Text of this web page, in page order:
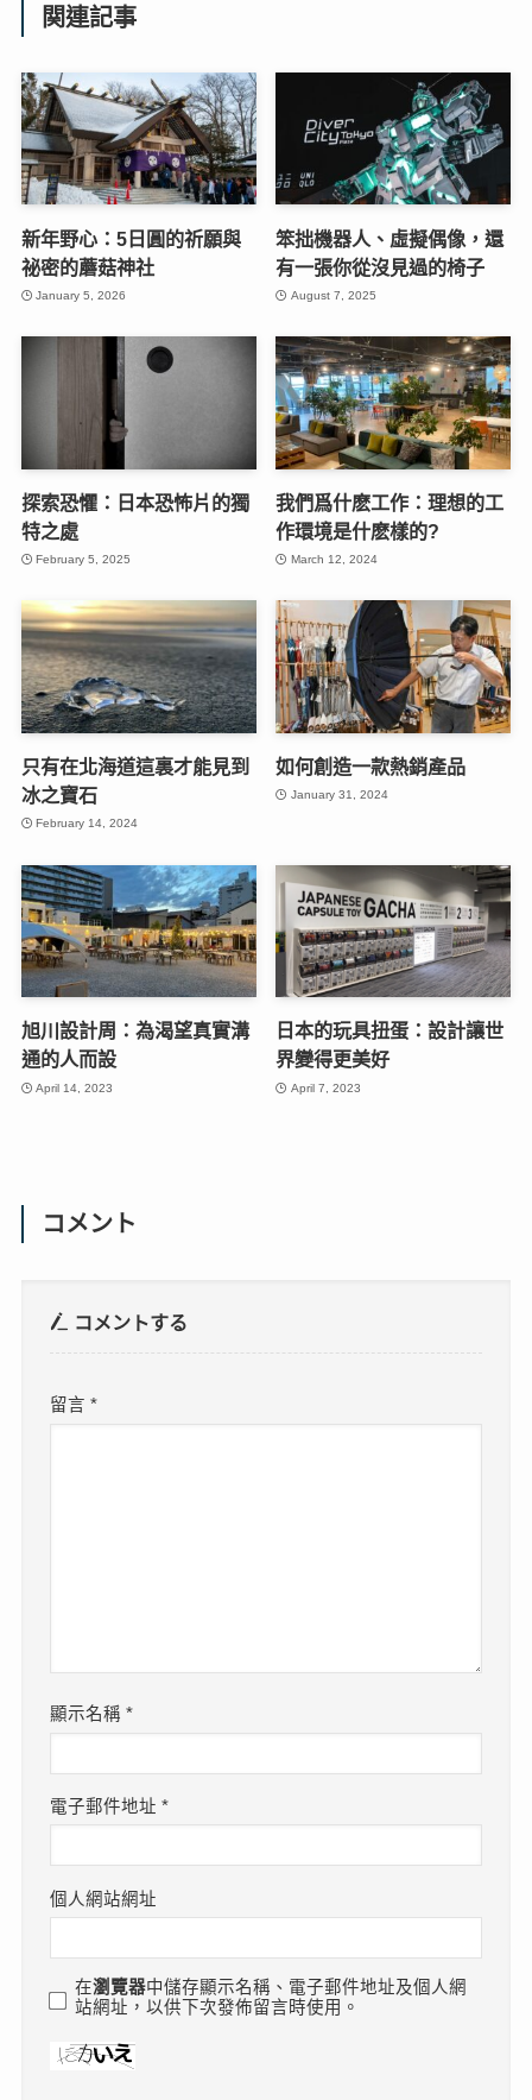
関連記事
新年野心：5日圓的祈願與
祕密的蘑菇神社
January 5, 2026
笨拙機器人、虛擬偶像，還
有一張你從沒見過的椅子
August 7, 2025
探索恐懼：日本恐怖片的獨
特之處
February 5, 2025
我們爲什麽工作：理想的工
作環境是什麽樣的?
March 12, 2024
只有在北海道這裏才能見到
冰之寶石
February 14, 2024
如何創造一款熱銷產品
January 31, 2024
旭川設計周：為渴望真實溝
通的人而設
April 14, 2023
日本的玩具扭蛋：設計讓世
界變得更美好
April 7, 2023
コメント
コメントする
留言*
顯示名稱*
電子郵件地址*
個人網站網址
在瀏覽器中儲存顯示名稱、電子郵件地址及個人網
站網址，以供下次發佈留言時使用。